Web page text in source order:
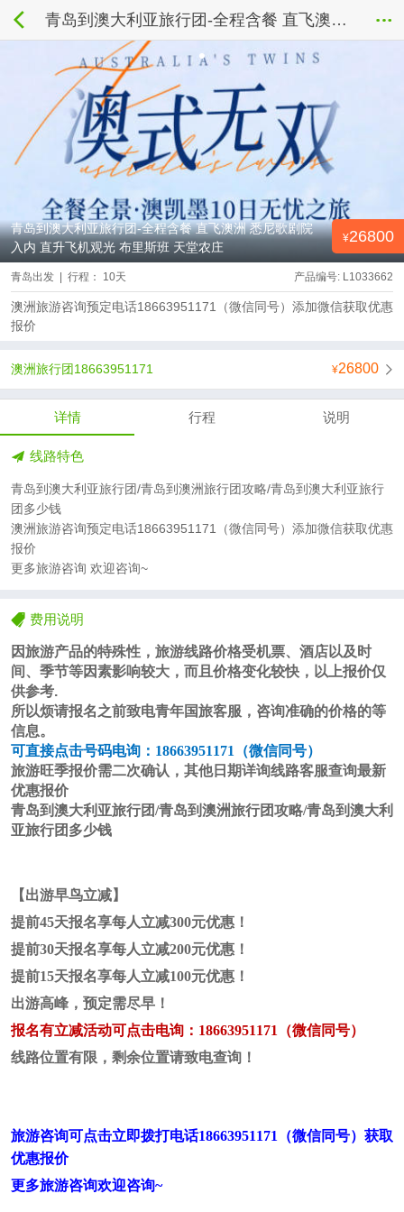
青岛到澳大利亚旅行团-全程含餐 直飞澳洲 悉尼歌剧院入内 直升飞机观光 布里斯班 天堂农庄
青岛到澳大利亚旅行团-全程含餐 直飞澳洲 悉尼歌剧院
入内 直升飞机观光 布里斯班 天堂农庄
26800
产品编号: L1033662
青岛出发 | 行程： 10天
澳洲旅游咨询预定电话18663951171（微信同号）添加微信获取优惠
报价
26800
澳洲旅行团18663951171
详情 行程 说明
线路特色
青岛到澳大利亚旅行团/青岛到澳洲旅行团攻略/青岛到澳大利亚旅行
团多少钱
澳洲旅游咨询预定电话18663951171（微信同号）添加微信获取优惠
报价
更多旅游咨询 欢迎咨询~
费用说明
因旅游产品的特殊性，旅游线路价格受机票、酒店以及时
间、季节等因素影响较大，而且价格变化较快，以上报价仅
供参考.
所以烦请报名之前致电青年国旅客服，咨询准确的价格的等
信息。
可直接点击号码电询： 18663951171
（微信同号）
旅游旺季报价需二次确认，其他日期详询线路客服查询最新
优惠报价
青岛到澳大利亚旅行团/青岛到澳洲旅行团攻略/青岛到澳大利
亚旅行团多少钱
【出游早鸟立减】
提前45天报名享每人立减300元优惠！
提前30天报名享每人立减200元优惠！
提前15天报名享每人立减100元优惠！
出游高峰，预定需尽早！
报名有立减活动可点击电询 ： 18663951171（微信同号）
线路位置有限，剩余位置请致电查询！
旅游咨询可点击立即拨打电话18663951171（微信同号）获取
优惠报价
更多旅游咨询欢迎咨询~